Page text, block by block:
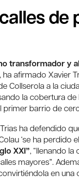
transformador y
ha afirmado Xavier
Collserola a la
la cobertura
primer barrio de
ha defendido
‘se ha perdido
XXI”, “llenando
mayores”.
en una